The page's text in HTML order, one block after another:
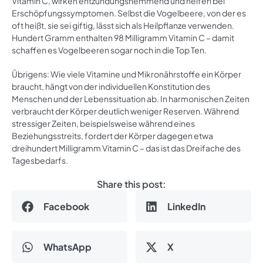
Erschöpfungssymptomen. Selbst die Vogelbeere, von der es
oft heißt, sie sei giftig, lässt sich als Heilpflanze verwenden.
Hundert Gramm enthalten 98 Milligramm Vitamin C – damit
schaffen es Vogelbeeren sogar noch in die Top Ten.
Übrigens: Wie viele Vitamine und Mikronährstoffe ein Körper
braucht, hängt von der individuellen Konstitution des
Menschen und der Lebenssituation ab. In harmonischen Zeiten
verbraucht der Körper deutlich weniger Reserven. Während
stressiger Zeiten, beispielsweise während eines
Beziehungsstreits, fordert der Körper dagegen etwa
dreihundert Milligramm Vitamin C – das ist das Dreifache des
Tagesbedarfs.
Share this post:
Facebook
LinkedIn
WhatsApp X